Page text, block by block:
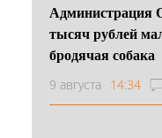
Администрация
тысяч рублей
бродячая собака
9 августа 14:34